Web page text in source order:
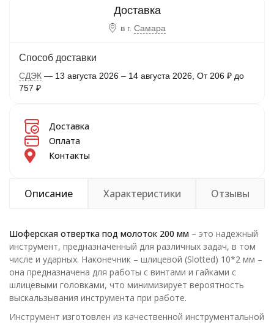
в г. Самара
Способ доставки
СДЭК 13 августа 2026 – 14 августа 2026 От 206 ₽ до
757 ₽
Доставка
Оплата
Контакты
Описание Характеристики Отзывы
Шоферская отвертка под молоток 200 мм – это надежный
инструмент, предназначенный для различных задач, в том
числе и ударных. Наконечник – шлицевой (Slotted) 10*2 мм –
она предназначена для работы с винтами и гайками с
шлицевыми головками, что минимизирует вероятность
выскальзывания инструмента при работе.
Инструмент изготовлен из качественной инструментальной